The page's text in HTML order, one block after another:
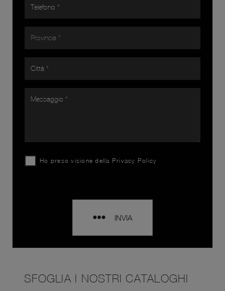
Ho preso visione della Privacy Policy
INVIA
SFOGLIA I NOSTRI CATALOGHI